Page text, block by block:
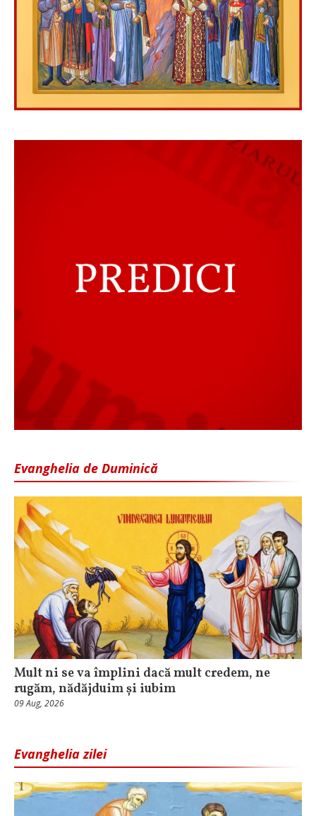
Evanghelia de Duminică
Mult ni se va împlini dacă mult credem, ne
rugăm, nădăjduim și iubim
09 Aug, 2026
Evanghelia zilei